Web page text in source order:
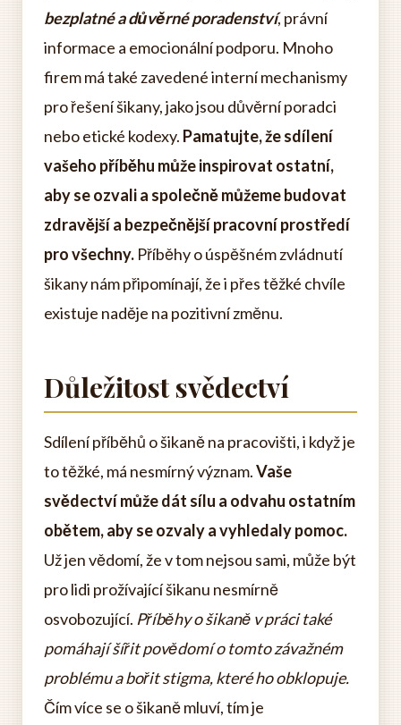
bezplatné a důvěrné poradenství, právní
informace a emocionální podporu. Mnoho
firem má také zavedené interní mechanismy
pro řešení šikany, jako jsou důvěrní poradci
nebo etické kodexy. Pamatujte, že sdílení
vašeho příběhu může inspirovat ostatní,
aby se ozvali a společně můžeme budovat
zdravější a bezpečnější pracovní prostředí
pro všechny. Příběhy o úspěšném zvládnutí
šikany nám připomínají, že i přes těžké chvíle
existuje naděje na pozitivní změnu.
Důležitost svědectví
Sdílení příběhů o šikaně na pracovišti, i když je
to těžké, má nesmírný význam.Vaše
svědectví může dát sílu a odvahu ostatním
obětem, aby se ozvaly a vyhledaly pomoc.
Už jen vědomí, že v tom nejsou sami, může být
pro lidi prožívající šikanu nesmírně
osvobozující. Příběhy o šikaně v práci také
pomáhají šířit povědomí o tomto závažném
problému a bořit stigma, které ho obklopuje.
Čím více se o šikaně mluví, tím je